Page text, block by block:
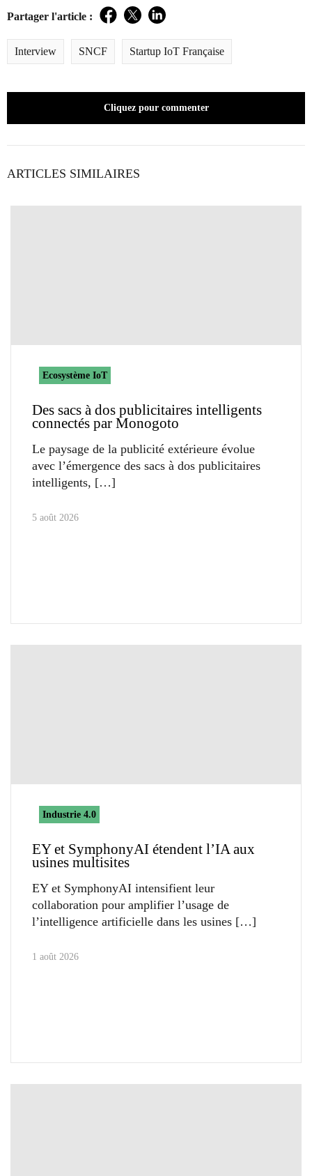
Partager l'article : Facebook
TwitterLinkedIn
Interview SNCF Startup IoT Française
Cliquez pour commenter
ARTICLES SIMILAIRES
Ecosystème IoT
Des sacs à dos publicitaires intelligents
connectés par Monogoto
Le paysage de la publicité extérieure évolue
avec l’émergence des sacs à dos publicitaires
intelligents,
5 août 2026
Industrie 4.0
EY et SymphonyAI étendent l’IA aux
usines multisites
EY et SymphonyAI intensifient leur
collaboration pour amplifier l’usage de
l’intelligence artificielle dans les usines
1 août 2026